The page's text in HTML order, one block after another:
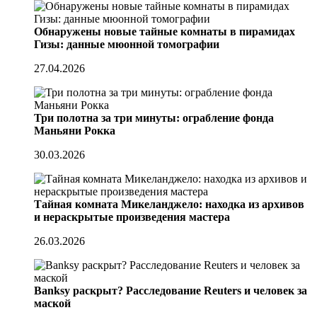
Обнаружены новые тайные комнаты в пирамидах
Гизы: данные мюонной томографии
27.04.2026
Три полотна за три минуты: ограбление фонда
Маньяни Рокка
30.03.2026
Тайная комната Микеланджело: находка из архивов
и нераскрытые произведения мастера
26.03.2026
Banksy раскрыт? Расследование Reuters и человек за
маской